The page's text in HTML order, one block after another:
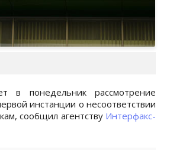
в понедельник рассмотрение
инстанции о несоответствии
сообщил агентству Интерфакс-